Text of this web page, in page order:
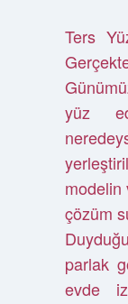
Ters
yüz
modelin
çözüm
parlak
evde